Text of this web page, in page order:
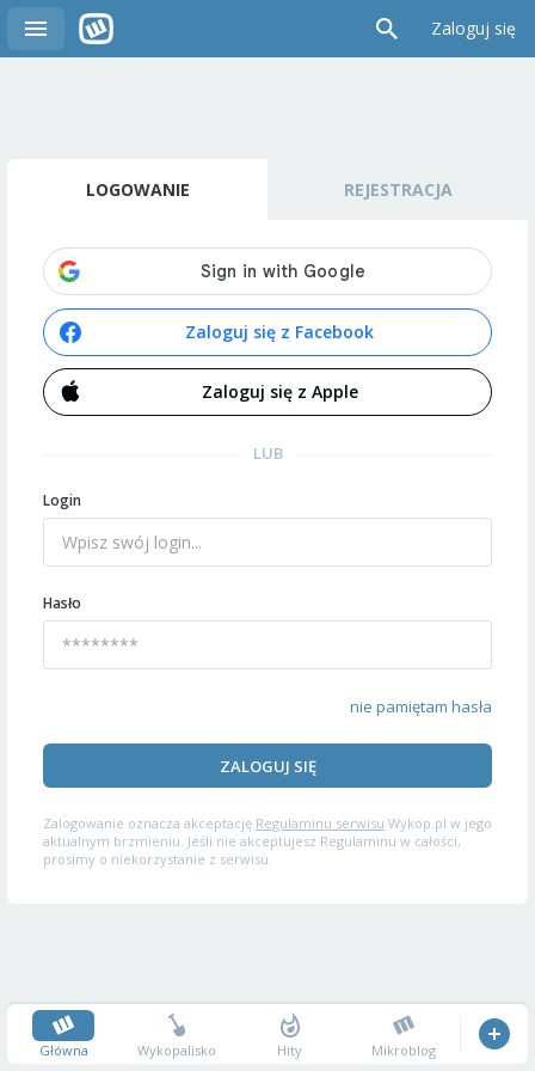
Zaloguj się
LOGOWANIE REJESTRACJA
Zaloguj się z Facebook
Zaloguj się z Apple
LUB
Login
Hasło
nie pamiętam hasła
ZALOGUJ SIĘ
Zalogowanie oznacza akceptację Regulaminu serwisu Wykop.pl w jego
aktualnym brzmieniu. Jeśli nie akceptujesz Regulaminu w całości,
prosimy o niekorzystanie z serwisu.
Główna Wykopalisko Hity Mikroblog